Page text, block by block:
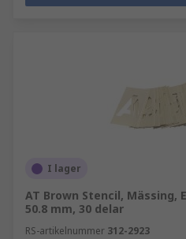
I lager
AT Brown Stencil, Mässing,
50.8 mm, 30 delar
RS-artikelnummer 312-2923